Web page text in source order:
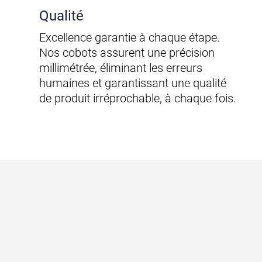
Qualité
Excellence garantie à chaque étape.
Nos cobots assurent une précision
millimétrée, éliminant les erreurs
humaines et garantissant une qualité
de produit irréprochable, à chaque fois.